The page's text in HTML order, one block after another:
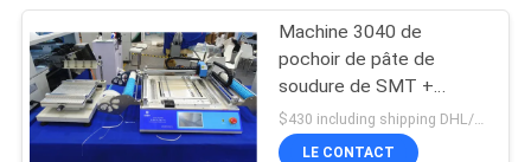
Chaîne de montage
de carte PCB
Machine 3040 de
pochoir de pâte de
soudure de SMT +
machine de transfert de
CHMT48VB SMT
$430 including shipping DHL/TNT/FEDEX MOQ:1 pc
LE CONTACT